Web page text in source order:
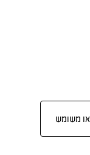
משומש